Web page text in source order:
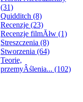
(31)
Quidditch (8)
Recenzje (23)
Recenzje filmĂłw (1)
Streszczenia (8)
Stworzenia (64)
Teorie,
przemyÂślenia... (102)